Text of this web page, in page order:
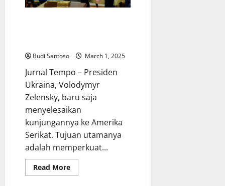
Budi Santoso March 1, 2025
Jurnal Tempo – Presiden
Ukraina, Volodymyr
Zelensky, baru saja
menyelesaikan
kunjungannya ke Amerika
Serikat. Tujuan utamanya
adalah memperkuat...
Read MoreRead
more